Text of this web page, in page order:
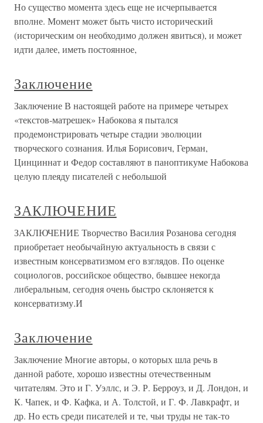
Но существо момента здесь еще не исчерпывается
вполне. Момент может быть чисто исторический
(историческим он необходимо должен явиться), и может
идти далее, иметь постоянное,
Заключение
Заключение В настоящей работе на примере четырех
«текстов-матрешек» Набокова я пытался
продемонстрировать четыре стадии эволюции
творческого сознания. Илья Борисович, Герман,
Цинциннат и Федор составляют в паноптикуме Набокова
целую плеяду писателей с небольшой
ЗАКЛЮЧЕНИЕ
ЗАКЛЮЧЕНИЕ Творчество Василия Розанова сегодня
приобретает необычайную актуальность в связи с
известным консерватизмом его взглядов. По оценке
социологов, российское общество, бывшее некогда
либеральным, сегодня очень быстро склоняется к
консерватизму.И
Заключение
Заключение Многие авторы, о которых шла речь в
данной работе, хорошо известны отечественным
читателям. Это и Г. Уэллс, и Э. Р. Берроуз, и Д. Лондон, и
К. Чапек, и Ф. Кафка, и А. Толстой, и Г. Ф. Лавкрафт, и
др. Но есть среди писателей и те, чьи труды не так-то